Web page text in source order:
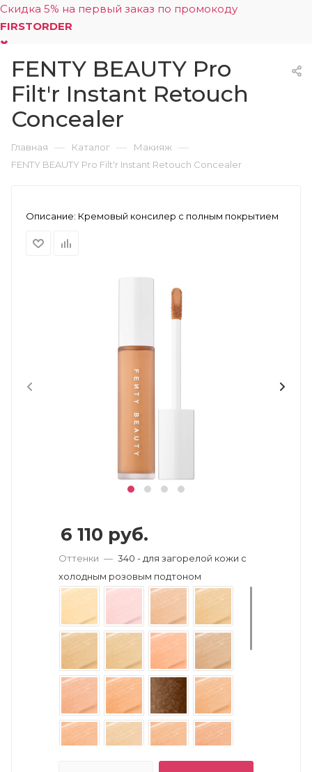
Скидка 5% на первый заказ по промокоду
FIRSTORDER
0
FENTY BEAUTY Pro
Filt'r Instant Retouch
Concealer
Главная — Каталог — Макияж —
FENTY BEAUTY Pro Filt'r Instant Retouch Concealer
Описание: Кремовый консилер с полным покрытием
6 110 руб.
Оттенки — 340 - для загорелой кожи с
холодным розовым подтоном